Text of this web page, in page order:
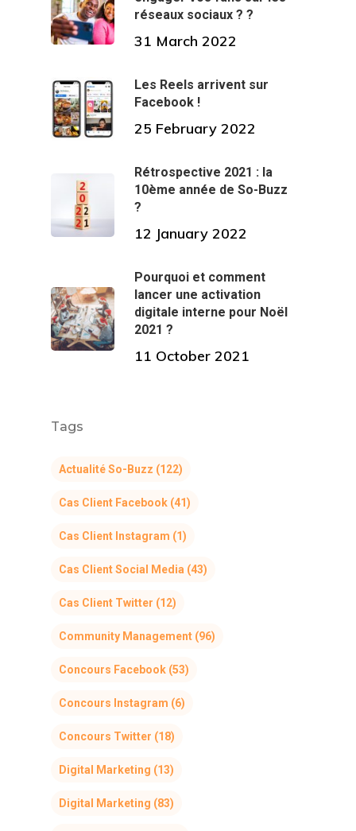
réseaux sociaux ? ?
31 March 2022
Les Reels arrivent sur
Facebook !
25 February 2022
Rétrospective 2021 : la
10ème année de So-Buzz
?
12 January 2022
Pourquoi et comment
lancer une activation
digitale interne pour Noël
2021 ?
11 October 2021
Tags
Actualité So-Buzz (122)
Cas Client Facebook (41)
Cas Client Instagram (1)
Cas Client Social Media (43)
Cas Client Twitter (12)
Community Management (96)
Concours Facebook (53)
Concours Instagram (6)
Concours Twitter (18)
Digital Marketing (13)
Digital Marketing (83)